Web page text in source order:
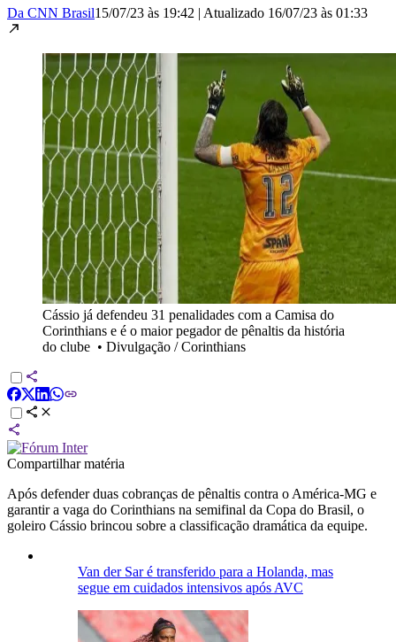
Da CNN Brasil15/07/23 às 19:42 | Atualizado 16/07/23 às 01:33
Cássio já defendeu 31 penalidades com a Camisa do
Corinthians e é o maior pegador de pênaltis da história
do clube • Divulgação / Corinthians
Compartilhar matéria
Após defender duas cobranças de pênaltis contra o América-MG e
garantir a vaga do Corinthians na semifinal da Copa do Brasil, o
goleiro Cássio brincou sobre a classificação dramática da equipe.
Van der Sar é transferido para a Holanda, mas
segue em cuidados intensivos após AVC